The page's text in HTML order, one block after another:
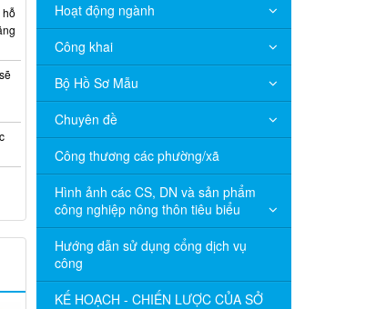
Hoạt động ngành
Công khai
Bộ Hồ Sơ Mẫu
Chuyên đề
Công thương các phường/xã
Hình ảnh các CS, DN và sản phẩm
công nghiệp nông thôn tiêu biểu
Hướng dẫn sử dụng cổng dịch vụ
công
KẾ HOẠCH - CHIẾN LƯỢC CỦA SỞ